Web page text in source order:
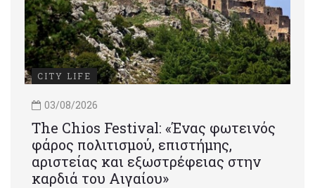
CITY LIFE
03/08/2026
Τhe Chios Festival: «Ένας φωτεινός
φάρος πολιτισμού, επιστήμης,
αριστείας και εξωστρέφειας στην
καρδιά του Αιγαίου»